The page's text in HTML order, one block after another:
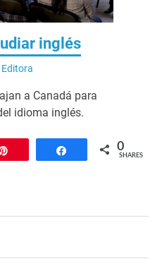
inglés
Editora
a Canadá para
idioma inglés.
Share 0
SHARES